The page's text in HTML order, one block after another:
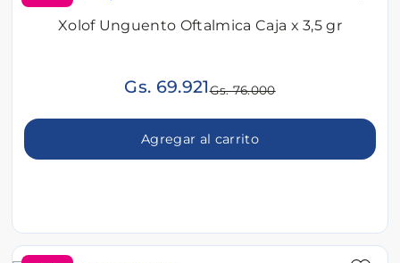
Xolof Unguento Oftalmica Caja x 3,5 gr
Gs. 69.921Gs. 76.000
Agregar al carrito